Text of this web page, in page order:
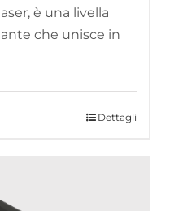
è una livella
che unisce in
Dettagli